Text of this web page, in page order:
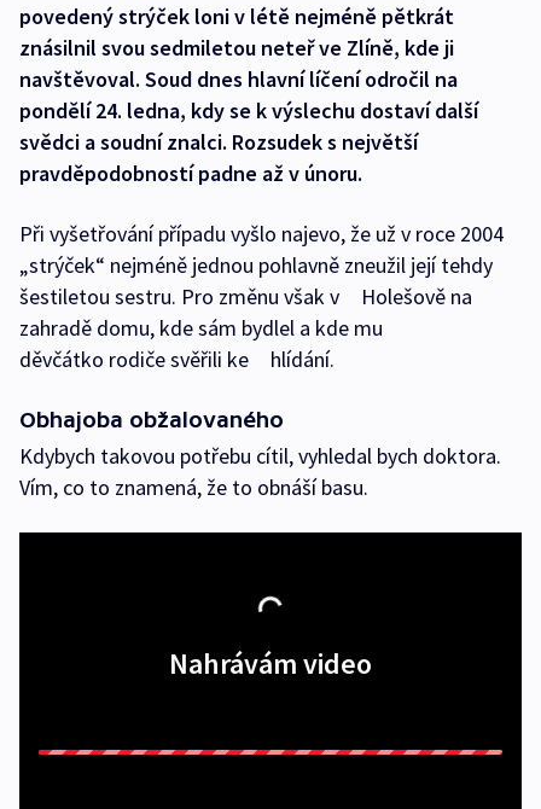
povedený strýček loni v létě nejméně pětkrát
znásilnil svou sedmiletou neteř ve Zlíně, kde ji
navštěvoval. Soud dnes hlavní líčení odročil na
pondělí 24. ledna, kdy se k výslechu dostaví další
svědci a soudní znalci. Rozsudek s největší
pravděpodobností padne až v únoru.
Při vyšetřování případu vyšlo najevo, že už v roce 2004
„strýček“ nejméně jednou pohlavně zneužil její tehdy
šestiletou sestru. Pro změnu však v Holešově na
zahradě domu, kde sám bydlel a kde mu
děvčátko rodiče svěřili ke hlídání.
Obhajoba obžalovaného
Kdybych takovou potřebu cítil, vyhledal bych doktora.
Vím, co to znamená, že to obnáší basu.
Nahrávám video